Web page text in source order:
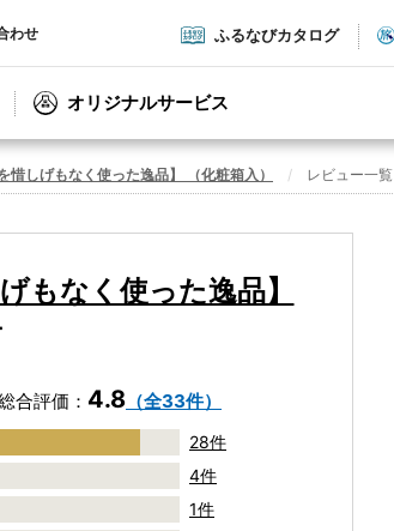
わせ ふるなびカタログ
オリジナルサービス
しげもなく使った逸品】 （化粧箱入） レビュー一覧
もなく使った逸品】
合評価： 4.8 （全33件）
28件
4件
1件